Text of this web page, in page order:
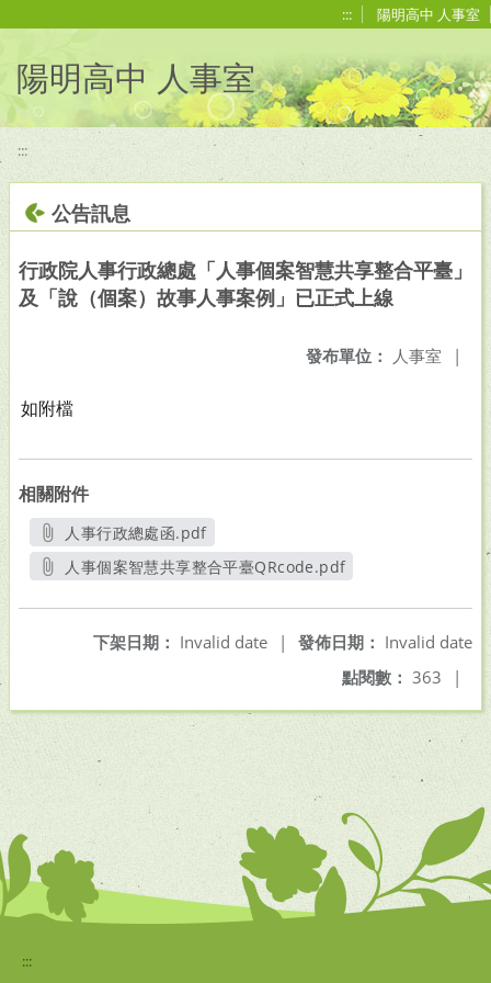
::: 陽明高中 人事室
陽明高中 人事室
:::
公告訊息
行政院人事行政總處「人事個案智慧共享整合平臺」
及「說（個案）故事人事案例」已正式上線
發布單位： 人事室 |
如附檔
相關附件
人事行政總處函.pdf
另開新視窗
人事個案智慧共享整合平臺QRcode.pdf
發佈日期： Invalid date
下架日期： Invalid date
|
點閱數： 363 |
:::